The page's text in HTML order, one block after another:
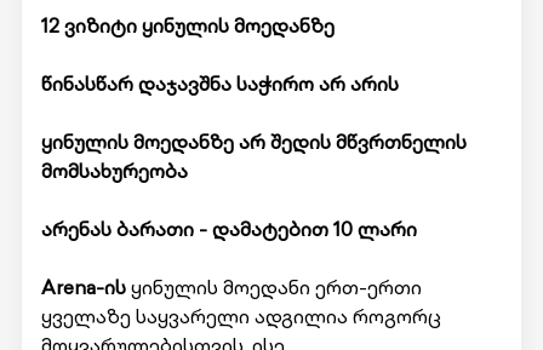
12 ვიზიტი ყინულის მოედანზე
წინასწარ დაჯავშნა საჭირო არ არის
ყინულის მოედანზე არ შედის მწვრთნელის
მომსახურეობა
არენას ბარათი - დამატებით 10 ლარი
Arena-ისყინულის მოედანი ერთ-ერთი
ყველაზე საყვარელი ადგილია როგორც